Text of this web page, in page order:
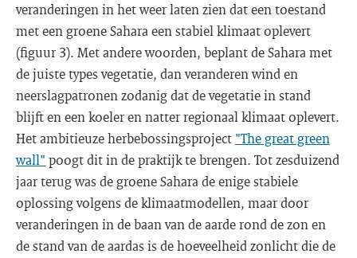
veranderingen in het weer laten zien dat een toestand
met een groene Sahara een stabiel klimaat oplevert
(figuur 3). Met andere woorden, beplant de Sahara met
de juiste types vegetatie, dan veranderen wind en
neerslagpatronen zodanig dat de vegetatie in stand
blijft en een koeler en natter regionaal klimaat oplevert.
Het ambitieuze herbebossingsproject "The great green
wall" poogt dit in de praktijk te brengen. Tot zesduizend
jaar terug was de groene Sahara de enige stabiele
oplossing volgens de klimaatmodellen, maar door
veranderingen in de baan van de aarde rond de zon en
de stand van de aardas is de hoeveelheid zonlicht die de